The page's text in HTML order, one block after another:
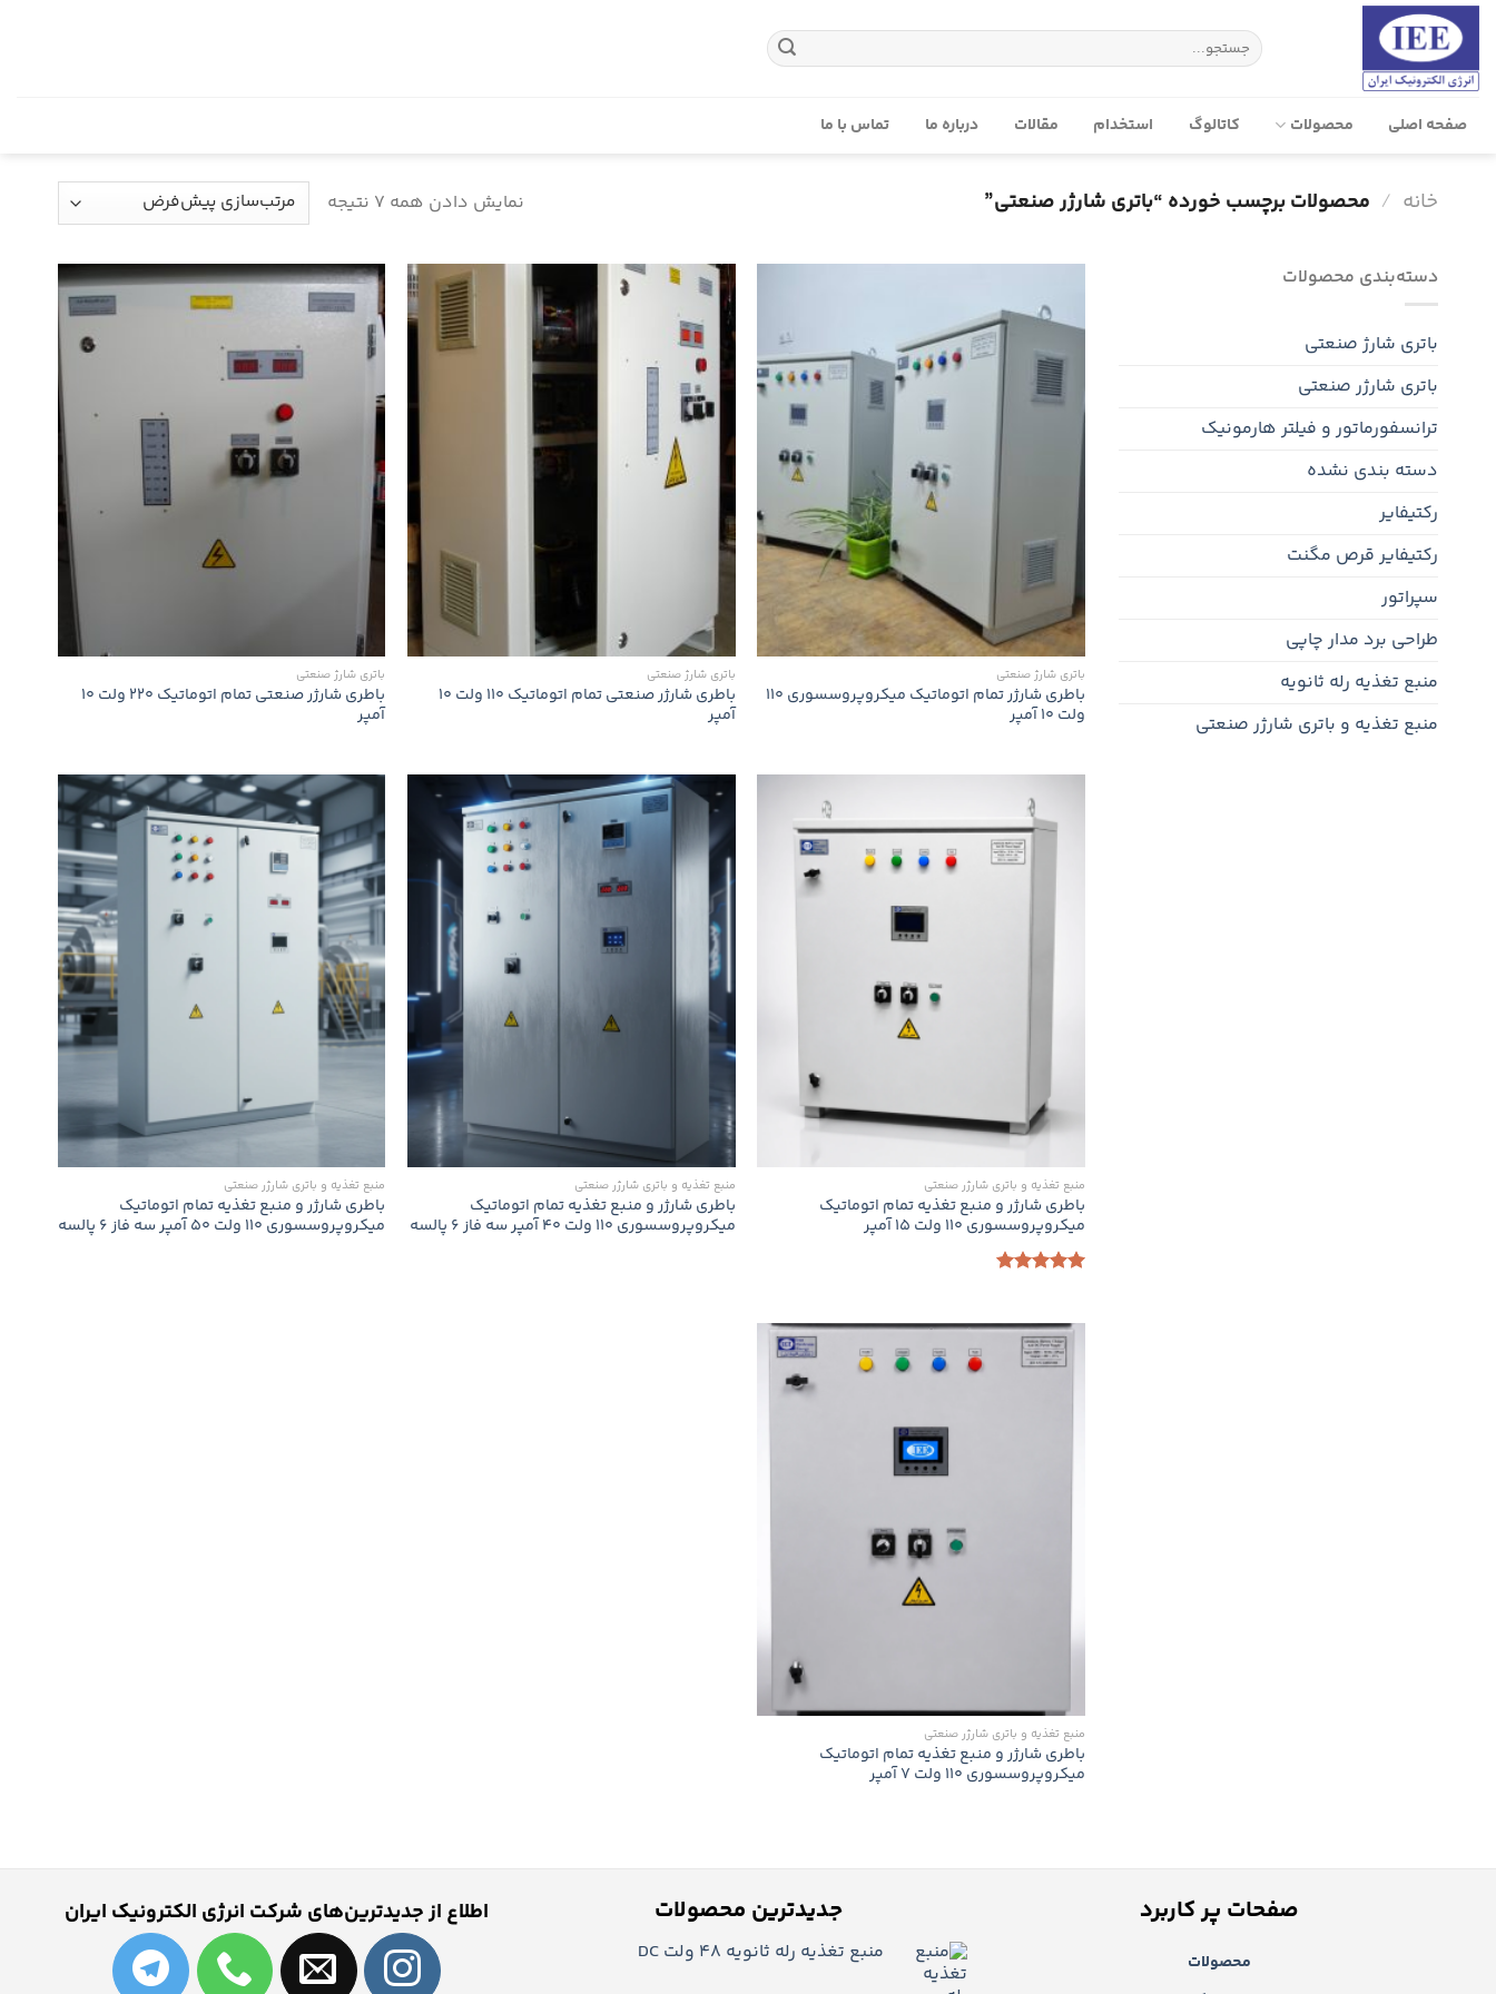
پرش
محتوا
جستجو
برای:
صفحه‌ اصلی محصولات کاتالوگ استخدام مقالات درباره ما تماس با ما
خانه / محصولات برچسب خورده “باتری شارژر صنعتی” نمایش دادن همه 7 نتیجه
دسته‌بندی محصولات
باتری شارژ صنعتی
باتری شارژر صنعتی
ترانسفورماتور و فیلتر هارمونیک
دسته بندی نشده
رکتیفایر
رکتیفایر قرص مگنت
سپراتور
طراحی برد مدار چاپی
منبع تغذیه رله ثانویه
منبع تغذیه و باتری شارژر صنعتی
باتری شارژ صنعتی
باطری شارژر تمام اتوماتیک میکروپروسسوری 110
ولت 10 آمپر
باتری شارژ صنعتی
باطری شارژر صنعتی تمام اتوماتیک 110 ولت 10
آمپر
باتری شارژ صنعتی
باطری شارژر صنعتی تمام اتوماتیک 220 ولت 10
آمپر
منبع تغذیه و باتری شارژر صنعتی
باطری شارژر و منبع تغذیه تمام اتوماتیک
میکروپروسسوری 110 ولت 15 آمپر
منبع تغذیه و باتری شارژر صنعتی
باطری شارژر و منبع تغذیه تمام اتوماتیک
میکروپروسسوری 110 ولت 40 آمپر سه فاز 6 پالسه
منبع تغذیه و باتری شارژر صنعتی
باطری شارژر و منبع تغذیه تمام اتوماتیک
میکروپروسسوری 110 ولت 50 آمپر سه فاز 6 پالسه
منبع تغذیه و باتری شارژر صنعتی
باطری شارژر و منبع تغذیه تمام اتوماتیک
میکروپروسسوری 110 ولت 7 آمپر
صفحات پر کاربرد
محصولات
جدیدترین محصولات
منبع تغذیه رله ثانویه 48 ولت DC
اطلاع از جدیدترین‌های شرکت انرژی الکترونیک ایران